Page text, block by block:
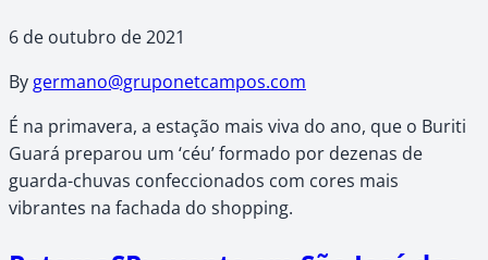
6 de outubro de 2021
By germano@gruponetcampos.com
É na primavera, a estação mais viva do ano, que o Buriti
Guará preparou um ‘céu’ formado por dezenas de
guarda-chuvas confeccionados com cores mais
vibrantes na fachada do shopping.